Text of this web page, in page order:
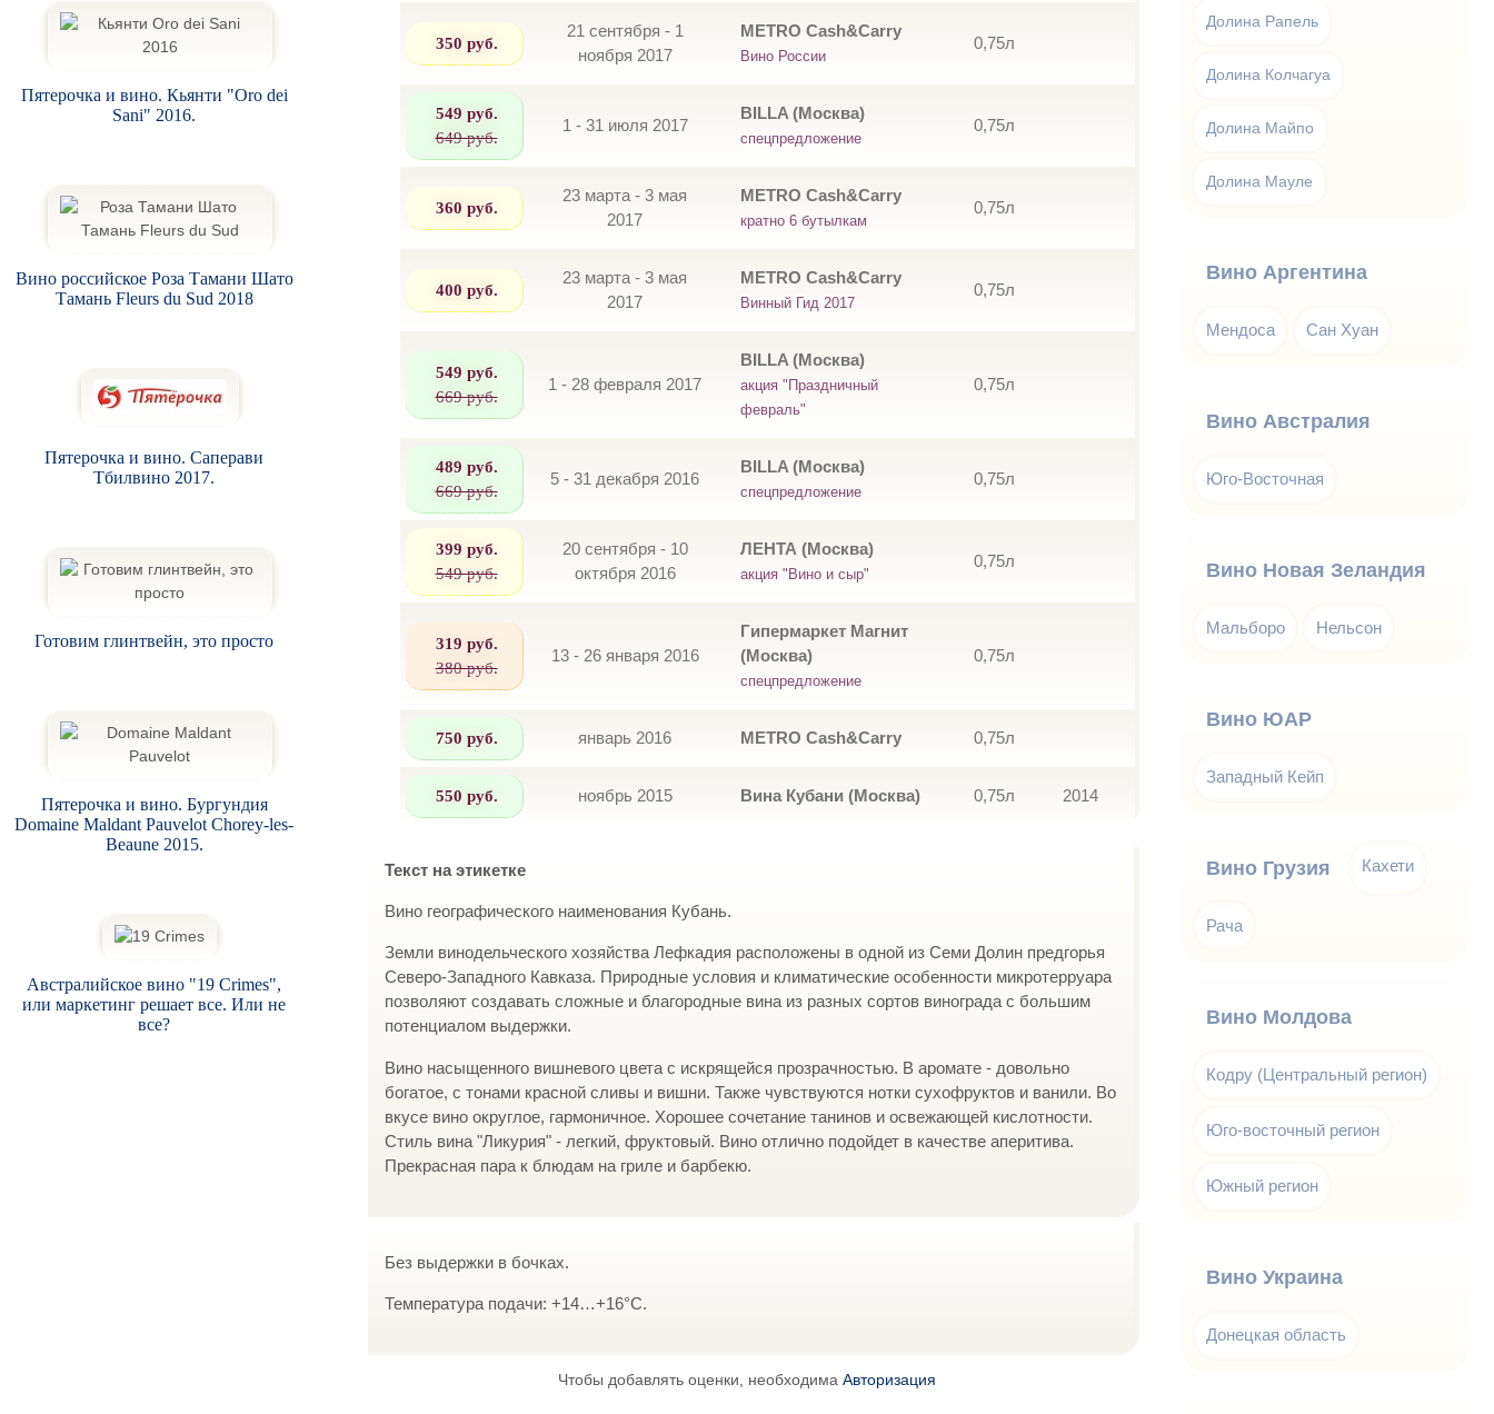
350 руб.
21 сентября - 1
ноября 2017
METRO Cash&Carry
Вино России
0,75л
549 руб.
649 руб.
1 - 31 июля 2017
BILLA (Москва)
спецпредложение
0,75л
360 руб.
23 марта - 3 мая
2017
METRO Cash&Carry
кратно 6 бутылкам
0,75л
400 руб.
23 марта - 3 мая
2017
METRO Cash&Carry
Винный Гид 2017
0,75л
549 руб.
669 руб.
1 - 28 февраля 2017
BILLA (Москва)
акция "Праздничный
февраль"
0,75л
489 руб.
669 руб.
5 - 31 декабря 2016
BILLA (Москва)
спецпредложение
0,75л
399 руб.
549 руб.
20 сентября - 10
октября 2016
ЛЕНТА (Москва)
акция "Вино и сыр"
0,75л
319 руб.
380 руб.
13 - 26 января 2016
Гипермаркет Магнит
(Москва)
спецпредложение
0,75л
750 руб. январь 2016 METRO Cash&Carry 0,75л
550 руб. ноябрь 2015 Вина Кубани (Москва) 0,75л 2014
Текст на этикетке
Вино географического наименования Кубань.
Земли винодельческого хозяйства Лефкадия расположены в одной из Семи Долин предгорья
Северо-Западного Кавказа. Природные условия и климатические особенности микротерруара
позволяют создавать сложные и благородные вина из разных сортов винограда с большим
потенциалом выдержки.
Вино насыщенного вишневого цвета с искрящейся прозрачностью. В аромате - довольно
богатое, с тонами красной сливы и вишни. Также чувствуются нотки сухофруктов и ванили. Во
вкусе вино округлое, гармоничное. Хорошее сочетание танинов и освежающей кислотности.
Стиль вина "Ликурия" - легкий, фруктовый. Вино отлично подойдет в качестве аперитива.
Прекрасная пара к блюдам на гриле и барбекю.
Без выдержки в бочках.
Температура подачи: +14…+16°C.
Чтобы добавлять оценки, необходима Авторизация
Пятерочка и вино. Кьянти "Oro dei
Sani" 2016.
Вино российское Роза Тамани Шато
Тамань Fleurs du Sud 2018
Пятерочка и вино. Саперави
Тбилвино 2017.
Готовим глинтвейн, это просто
Пятерочка и вино. Бургундия
Domaine Maldant Pauvelot Chorey-les-
Beaune 2015.
Австралийское вино "19 Crimes",
или маркетинг решает все. Или не
все?
Долина Рапель
Долина Колчагуа
Долина Майпо
Долина Мауле
Вино Аргентина
Мендоса Сан Хуан
Вино Австралия
Юго-Восточная
Вино Новая Зеландия
Мальборо Нельсон
Вино ЮАР
Западный Кейп
Вино Грузия Кахети
Рача
Вино Молдова
Кодру (Центральный регион)
Юго-восточный регион
Южный регион
Вино Украина
Донецкая область